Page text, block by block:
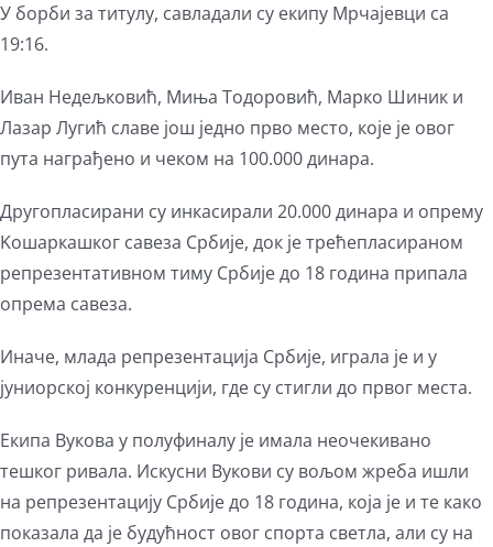
У борби за титулу, савладали су екипу Мрчајевци са
19:16.
Иван Недељковић, Миња Тодоровић, Марко Шиник и
Лазар Лугић славе још једно прво место, које је овог
пута награђено и чеком на 100.000 динара.
Другопласирани су инкасирали 20.000 динара и опрему
Kошаркашког савеза Србије, док је трећепласираном
репрезентативном тиму Србије до 18 година припала
опрема савеза.
Иначе, млада репрезентација Србије, играла је и у
јуниорској конкуренцији, где су стигли до првог места.
Екипа Вукова у полуфиналу је имала неочекивано
тешког ривала. Искусни Вукови су вољом жреба ишли
на репрезентацију Србије до 18 година, која је и те како
показала да је будућност овог спорта светла, али су на